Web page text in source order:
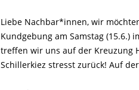
Liebe Nachbar*innen, wir
Kundgebung am Samstag (15.6.)
treffen wir uns auf der Kreuzung
Schillerkiez stresst zurück! Auf